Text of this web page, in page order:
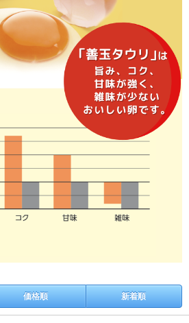
価格順 新着順